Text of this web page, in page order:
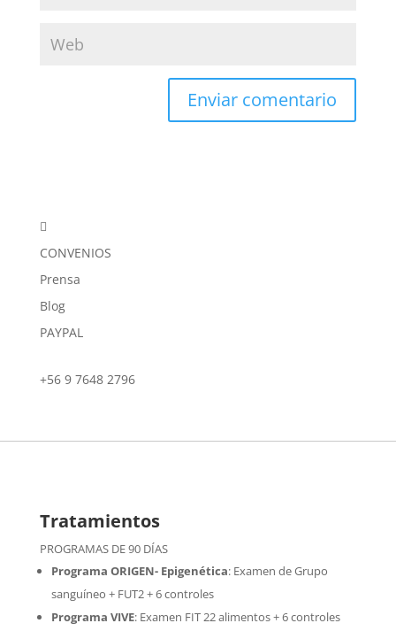

CONVENIOS
Prensa
Blog
PAYPAL
+56 9 7648 2796
Tratamientos
PROGRAMAS DE 90 DÍAS
Programa ORIGEN- Epigenética:Examen de Grupo
sanguíneo + FUT2 + 6 controles
Programa VIVE: Examen FIT 22 alimentos + 6 controles